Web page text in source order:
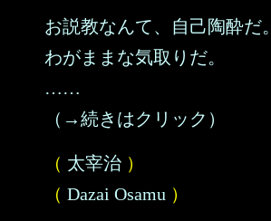
お説教なんて、自己陶酔だ。
わがままな気取りだ。
……
（→続きはクリック）
（ 太宰治 ）
（ Dazai Osamu ）